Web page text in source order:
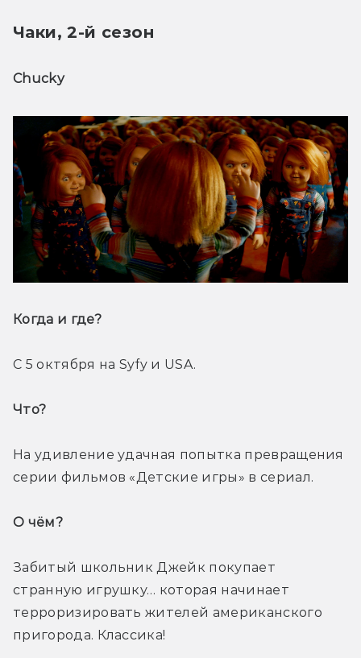
Чаки, 2-й сезон
Chucky
Когда и где?
С 5 октября на Syfy и USA.
Что?
На удивление удачная попытка превращения
серии фильмов «Детские игры» в сериал.
О чём?
Забитый школьник Джейк покупает
странную игрушку… которая начинает
терроризировать жителей американского
пригорода. Классика!